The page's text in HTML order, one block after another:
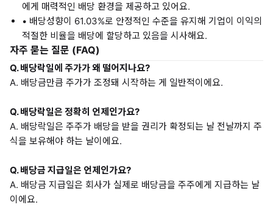
에게 매력적인 배당 환경을 제공하고 있어요.
• 배당성향이 61.03%로 안정적인 수준을 유지해 기업이 이익의
적절한 비율을 배당에 할당하고 있음을 시사해요.
자주 묻는 질문 (FAQ)
Q. 배당락일에 주가가 왜 떨어지나요?
A. 배당금만큼 주가가 조정돼 시작하는 게 일반적이에요.
Q. 배당락일은 정확히 언제인가요?
A. 배당락일은 주주가 배당을 받을 권리가 확정되는 날 전날까지 주
식을 보유해야 하는 날이에요.
Q. 배당금 지급일은 언제인가요?
A. 배당금 지급일은 회사가 실제로 배당금을 주주에게 지급하는 날
이에요.